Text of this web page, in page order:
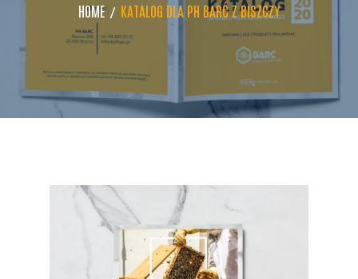
HOME KATALOG DLA PH BARĆ Z BISZCZY